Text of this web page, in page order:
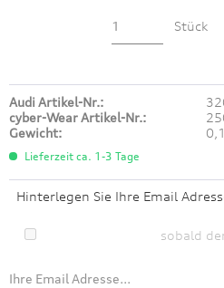
Stück
Audi Artikel-Nr.:
cyber-Wear Artikel-Nr.:
Gewicht:
Lieferzeit ca. 1-3 Tage
Hinterlegen Sie Ihre Email
sobald